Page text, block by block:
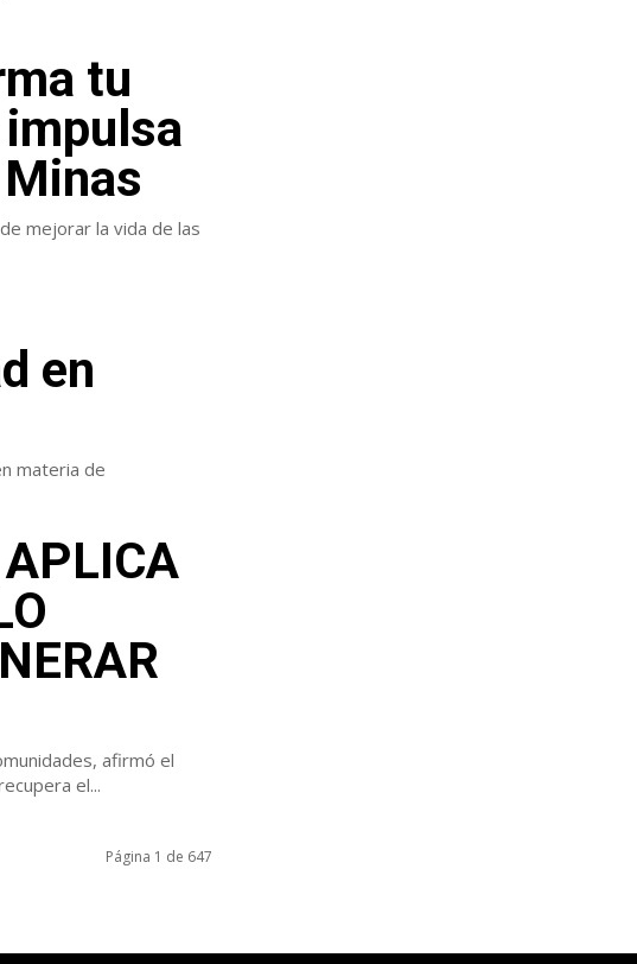
tu
mejorar la vida de las
en
materia de
APLICA
afirmó el
se recupera el...
Página 1 de 647